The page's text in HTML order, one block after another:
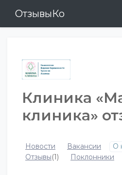
ОтзывыКо
Клиника
клиника»
Новости Вакансии
О
Отзывы(1) Поклонники